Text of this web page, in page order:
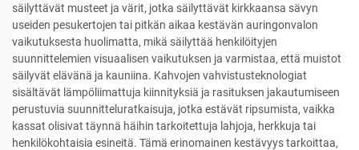
säilyttävät musteet ja värit, jotka säilyttävät kirkkaansa sävyn
useiden pesukertojen tai pitkän aikaa kestävän auringonvalon
vaikutuksesta huolimatta, mikä säilyttää henkilöityjen
suunnittelemien visuaalisen vaikutuksen ja varmistaa, että muistot
säilyvät elävänä ja kauniina. Kahvojen vahvistusteknologiat
sisältävät lämpöliimattuja kiinnityksiä ja rasituksen jakautumiseen
perustuvia suunnitteluratkaisuja, jotka estävät ripsumista, vaikka
kassat olisivat täynnä häihin tarkoitettuja lahjoja, herkkuja tai
henkilökohtaisia esineitä. Tämä erinomainen kestävyys tarkoittaa,